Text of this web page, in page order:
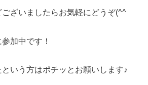
ざいましたらお気軽にどうぞ(^^
加中です！
いう方はポチッとお願いします♪